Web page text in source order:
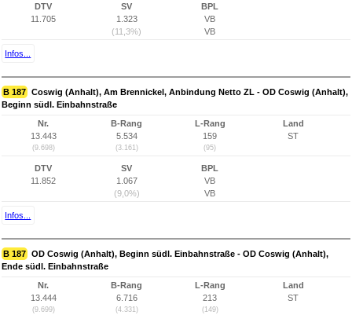
DTV
11.705
SV
1.323
(11,3%)
BPL
VB
VB
Infos...
B 187 Coswig (Anhalt), Am Brennickel, Anbindung Netto ZL - OD Coswig (Anhalt),
Beginn südl. Einbahnstraße
Nr.
13.443
(9.698)
B-Rang
5.534
(3.161)
L-Rang
159
(95)
Land
ST
DTV
11.852
SV
1.067
(9,0%)
BPL
VB
VB
Infos...
B 187 OD Coswig (Anhalt), Beginn südl. Einbahnstraße - OD Coswig (Anhalt),
Ende südl. Einbahnstraße
Nr.
13.444
(9.699)
B-Rang
6.716
(4.331)
L-Rang
213
(149)
Land
ST